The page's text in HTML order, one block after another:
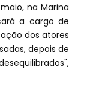
na Marina
a cargo de
dos atores
depois de